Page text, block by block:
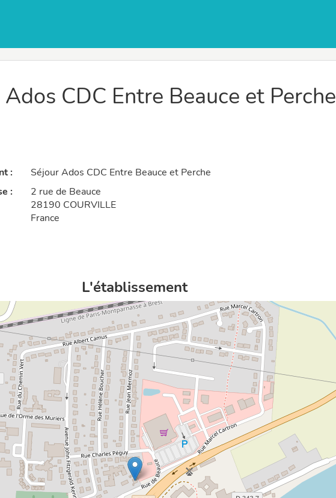
CDC Entre Beauce et Perche
:
Séjour Ados CDC Entre Beauce et Perche
:
2 rue de Beauce
28190 COURVILLE
France
L'établissement